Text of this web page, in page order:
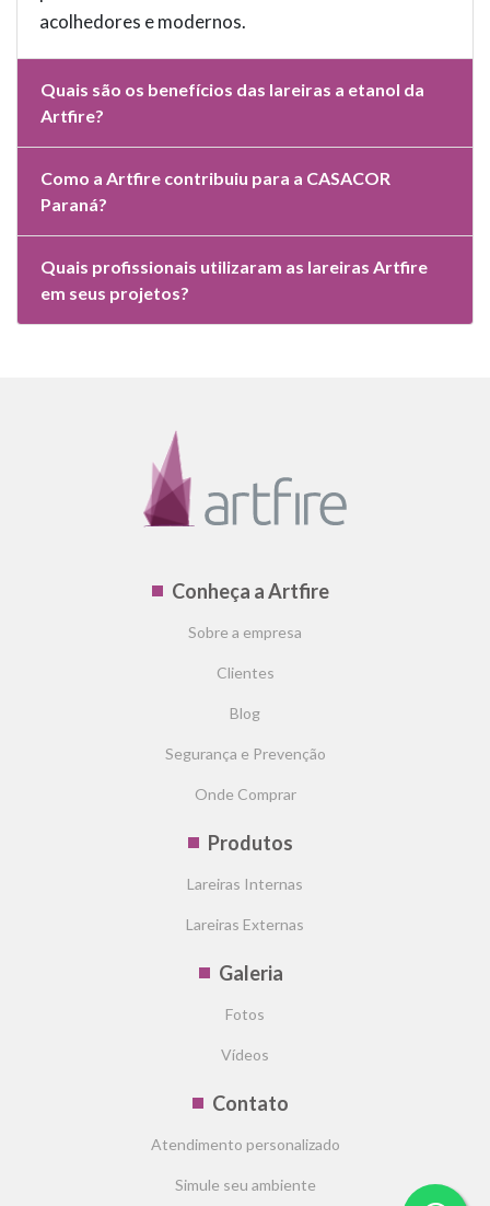
acolhedores e modernos.
Quais são os benefícios das lareiras a etanol da
Artfire?
Como a Artfire contribuiu para a CASACOR
Paraná?
Quais profissionais utilizaram as lareiras Artfire
em seus projetos?
Conheça a Artfire
Sobre a empresa
Clientes
Blog
Segurança e Prevenção
Onde Comprar
Produtos
Lareiras Internas
Lareiras Externas
Galeria
Fotos
Vídeos
Contato
Atendimento personalizado
Simule seu ambiente